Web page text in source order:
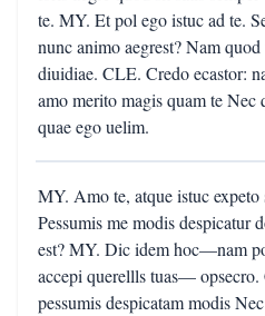
te. MY. Et pol ego istuc ad te.
nunc animo aegrest? Nam
diuidiae. CLE. Credo ecastor:
amo merito magis quam te
quae ego uelim.
MY. Amo te, atque istuc
Pessumis me modis
est? MY. Dic idem hoc—nam
accepi querellls tuas—
pessumis despicatam modis